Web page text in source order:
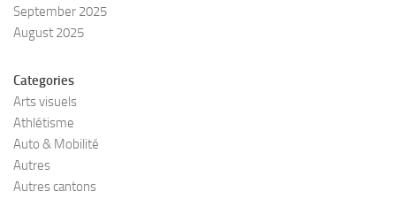
September 2025
August 2025
Categories
Arts visuels
Athlétisme
Auto & Mobilité
Autres
Autres cantons